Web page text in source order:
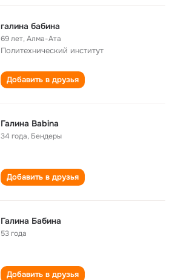
галина бабина
69 лет,Алма-Ата
Политехнический институт
Добавить в друзья
Галина Babinа
34 года, Бендеры
Добавить в друзья
Галина Бабина
53 года
Добавить в друзья